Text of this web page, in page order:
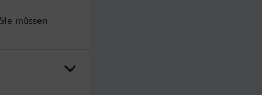
müssen